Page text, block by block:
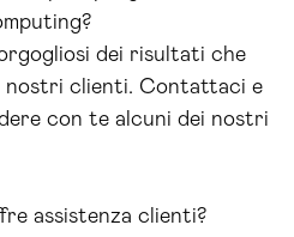
dei risultati che
nostri clienti. Contattaci e
con te alcuni dei nostri
assistenza clienti?